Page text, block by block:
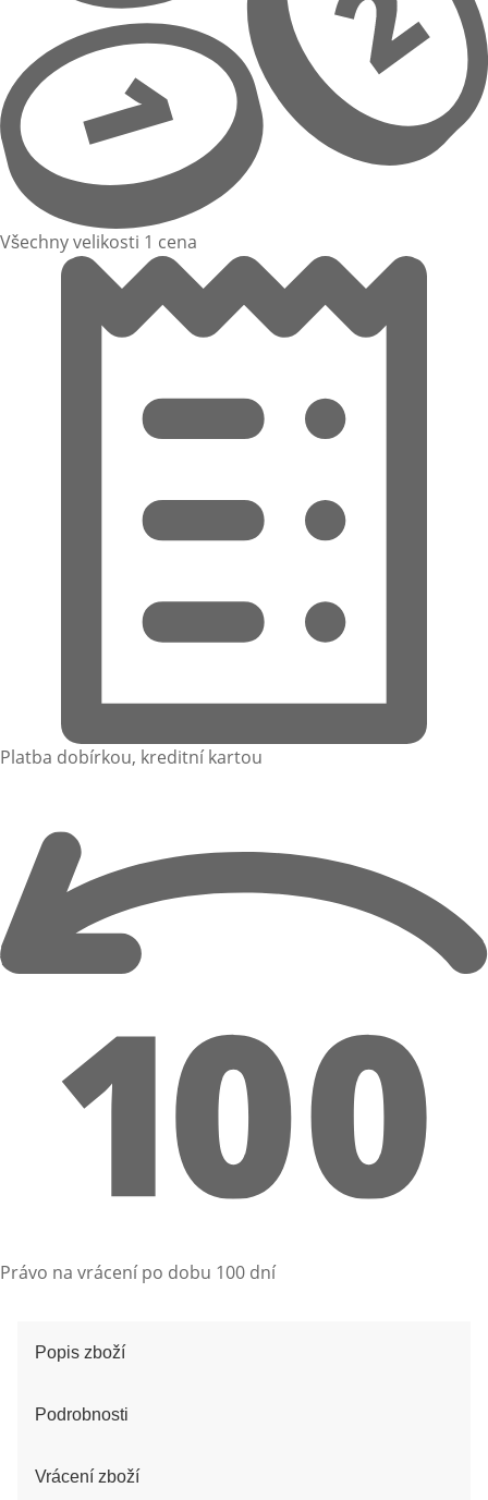
Všechny velikosti 1 cena
Platba dobírkou, kreditní kartou
Právo na vrácení po dobu 100 dní
Popis zboží
Podrobnosti
Vrácení zboží